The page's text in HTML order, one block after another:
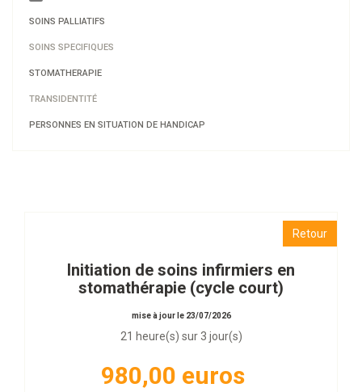
SOINS PALLIATIFS
SOINS SPECIFIQUES
STOMATHERAPIE
TRANSIDENTITÉ
PERSONNES EN SITUATION DE HANDICAP
Retour
Initiation de soins infirmiers en
stomathérapie (cycle court)
mise à jour le 23/07/2026
21 heure(s) sur 3 jour(s)
980,00 euros